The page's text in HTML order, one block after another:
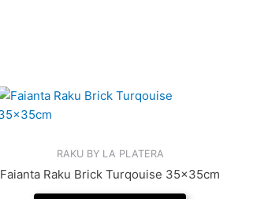
RAKU BY LA PLATERA
Faianta Raku Brick Turqouise 35x35cm